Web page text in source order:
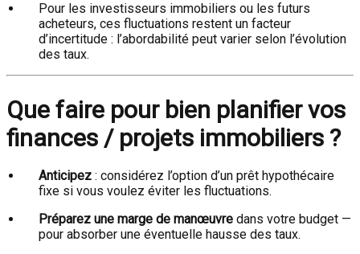
Pour les investisseurs immobiliers ou les futurs
acheteurs, ces fluctuations restent un facteur
d’incertitude : l’abordabilité peut varier selon l’évolution
des taux.
Que faire pour bien planifier vos
finances / projets immobiliers ?
Anticipez : considérez l’option d’un prêt hypothécaire
fixe si vous voulez éviter les fluctuations.
Préparez une marge de manœuvre dans votre budget —
pour absorber une éventuelle hausse des taux.